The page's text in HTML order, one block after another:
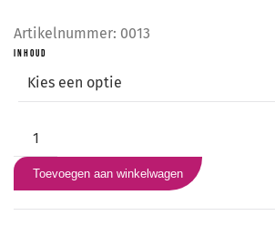
Artikelnummer: 0013
INHOUD
Jalapeños
aantal
Toevoegen aan winkelwagen